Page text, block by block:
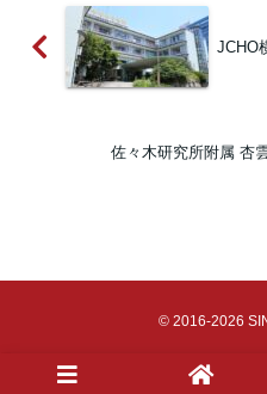
​JCHO
佐々木研究所附属 杏
© 2016-2026